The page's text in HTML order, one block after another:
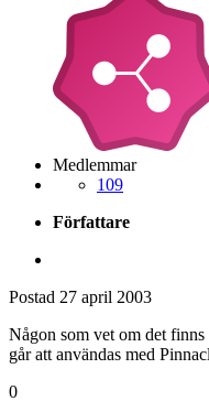
Medlemmar
109
Författare
Postad 27 april 2003
Någon som vet om det
går att användas med
0